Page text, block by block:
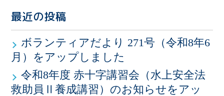
最近の投稿
ボランティアだより 271号（令和8年6
月）をアップしました
令和8年度 赤十字講習会（水上安全法
救助員Ⅱ養成講習）のお知らせをアッ